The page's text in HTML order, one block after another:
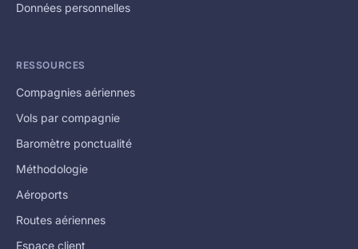
Données personnelles
RESSOURCES
Compagnies aériennes
Vols par compagnie
Baromètre ponctualité
Méthodologie
Aéroports
Routes aériennes
Espace client